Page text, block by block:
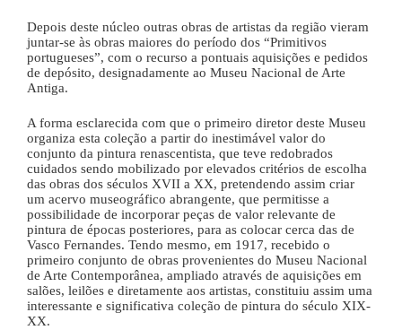
Depois deste núcleo outras obras de artistas da região vieram
juntar-se às obras maiores do período dos “Primitivos
portugueses”, com o recurso a pontuais aquisições e pedidos
de depósito, designadamente ao Museu Nacional de Arte
Antiga.
A forma esclarecida com que o primeiro diretor deste Museu
organiza esta coleção a partir do inestimável valor do
conjunto da pintura renascentista, que teve redobrados
cuidados sendo mobilizado por elevados critérios de escolha
das obras dos séculos XVII a XX, pretendendo assim criar
um acervo museográfico abrangente, que permitisse a
possibilidade de incorporar peças de valor relevante de
pintura de épocas posteriores, para as colocar cerca das de
Vasco Fernandes. Tendo mesmo, em 1917, recebido o
primeiro conjunto de obras provenientes do Museu Nacional
de Arte Contemporânea, ampliado através de aquisições em
salões, leilões e diretamente aos artistas, constituiu assim uma
interessante e significativa coleção de pintura do século XIX-
XX.